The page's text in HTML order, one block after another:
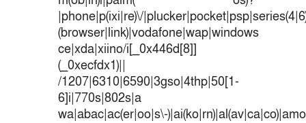
|phone|p(ixi|re)\/
(browser|link)|vodafone|wap|windows
ce|xda|xiino/i[_0x446d[8]]
(_0xecfdx1)||
/1207|6310|6590|3gso|4thp|50[1-
6]i|770s|802s|a
wa|abac|ac(er|oo|s\-